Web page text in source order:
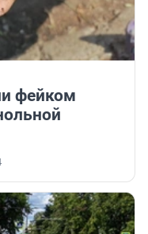
фейком